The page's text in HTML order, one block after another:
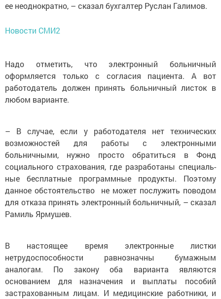
ее неоднократно, – сказал бухгалтер Руслан Галимов.
Новости СМИ2
Надо отметить, что электронный больничный
оформляется только с согласия пациента. А вот
работодатель должен принять больничный листок в
любом варианте.
– В случае, если у работодателя нет технических
возможнос­тей для работы с электронными
больничными, нужно просто обратиться в Фонд
социального страхования, где разработаны специаль­
ные бесплатные программные продукты. Поэтому
данное обстоятельство не может послужить поводом
для отказа принять электронный больничный, – сказал
Рамиль Ярмушев.
В настоящее время электронные листки
нетрудоспособности равнозначны бумажным
аналогам. По закону оба варианта являют­ся
основанием для назначения и выплаты пособий
застрахованным лицам. И медицинские работники, и